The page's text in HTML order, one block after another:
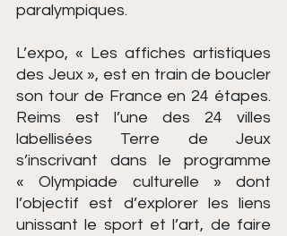
paralympiques.
L’expo, « Les affiches artistiques
des Jeux », est en train de boucler
son tour de France en 24 étapes.
Reims est l’une des 24 villes
labellisées Terre de Jeux
s’inscrivant dans le programme
« Olympiade culturelle » dont
l’objectif est d’explorer les liens
unissant le sport et l’art, de faire